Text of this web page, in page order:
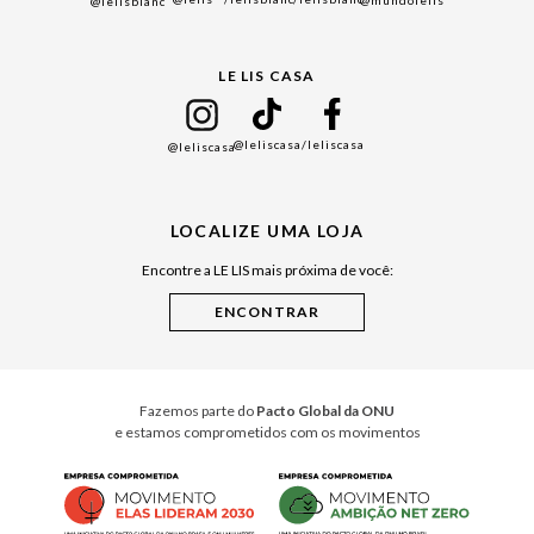
Black Friday
Cuidados Casa
LE LIS CASA
@leliscasa@leliscasa/leliscasa
LOCALIZE UMA LOJA
Encontre a LE LIS mais próxima de você:
Fazemos parte do Pacto Global da ONU
e estamos comprometidos com os movimentos